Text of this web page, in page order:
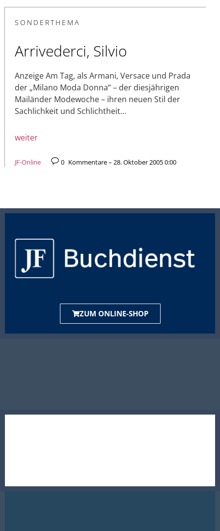
SONDERTHEMA
Arrivederci, Silvio
Anzeige Am Tag, als Armani, Versace und Prada
der „Milano Moda Donna“ – der diesjährigen
Mailänder Modewoche – ihren neuen Stil der
Sachlichkeit und Schlichtheit…
weiter
JF-Online 0 Kommentare – 28. Oktober 2005 0:00
ZUM ONLINE-SHOP